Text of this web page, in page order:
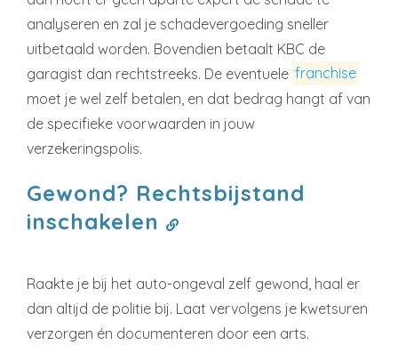
analyseren en zal je schadevergoeding sneller
uitbetaald worden. Bovendien betaalt KBC de
garagist dan rechtstreeks. De eventuele franchise
moet je wel zelf betalen, en dat bedrag hangt af van
de specifieke voorwaarden in jouw
verzekeringspolis.
Gewond? Rechtsbijstand
inschakelen
Raakte je bij het auto-ongeval zelf gewond, haal er
dan altijd de politie bij. Laat vervolgens je kwetsuren
verzorgen én documenteren door een arts.